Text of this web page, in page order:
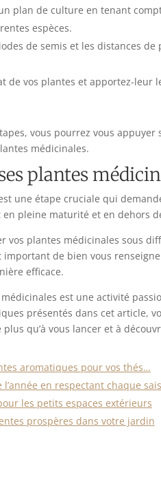
plan de culture en tenant
espèces.
de semis et les distances
de vos plantes et apportez-
vous pourrez vous appuyer
médicinales.
plantes
une étape cruciale qui
pleine maturité et en dehors
vos plantes médicinales sous
de bien vous
efficace.
est une activité
présentés dans cet
qu’à vous lancer et à
aromatiques pour vos thés…
en respectant chaque
les petits espaces extérieurs
prospères dans votre jardin